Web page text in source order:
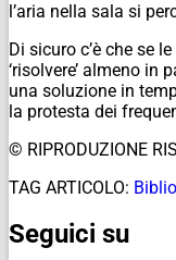
l’aria nella sala si
Di sicuro c’è che se
‘risolvere’ almeno in
una soluzione in
la protesta dei
© RIPRODUZIONE
TAG ARTICOLO:
Seguici su